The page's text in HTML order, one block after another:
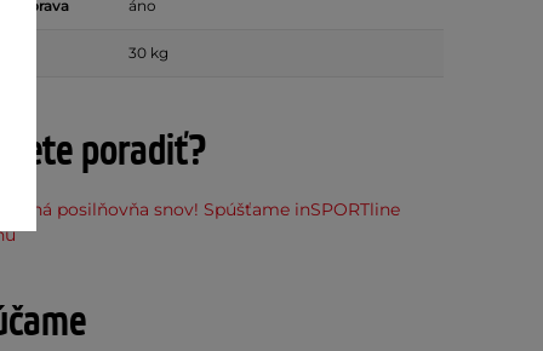
úprava áno
30 kg
poradiť?
posilňovňa snov! Spúšťame inSPORTline